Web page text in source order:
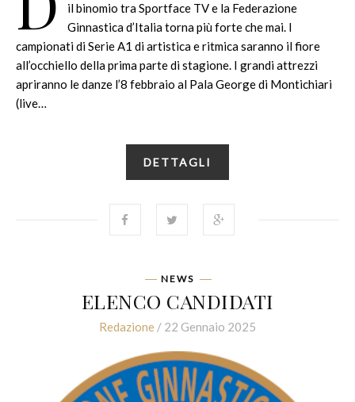
il binomio tra Sportface TV e la Federazione
Ginnastica d’Italia torna più forte che mai. I
campionati di Serie A1 di artistica e ritmica saranno il fiore
all’occhiello della prima parte di stagione. I grandi attrezzi
apriranno le danze l’8 febbraio al Pala George di Montichiari
(live…
DETTAGLI
NEWS
ELENCO CANDIDATI
Redazione / 22 Gennaio 2025